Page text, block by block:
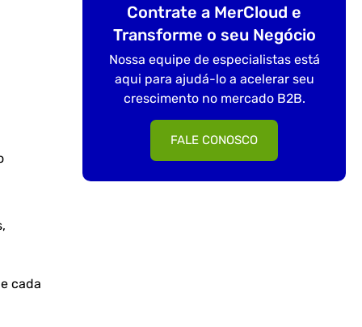
cada
Contrate a MerCloud e
Transforme o seu Negócio
Nossa equipe de especialistas está
aqui para ajudá-lo a acelerar seu
crescimento no mercado B2B.
FALE CONOSCO